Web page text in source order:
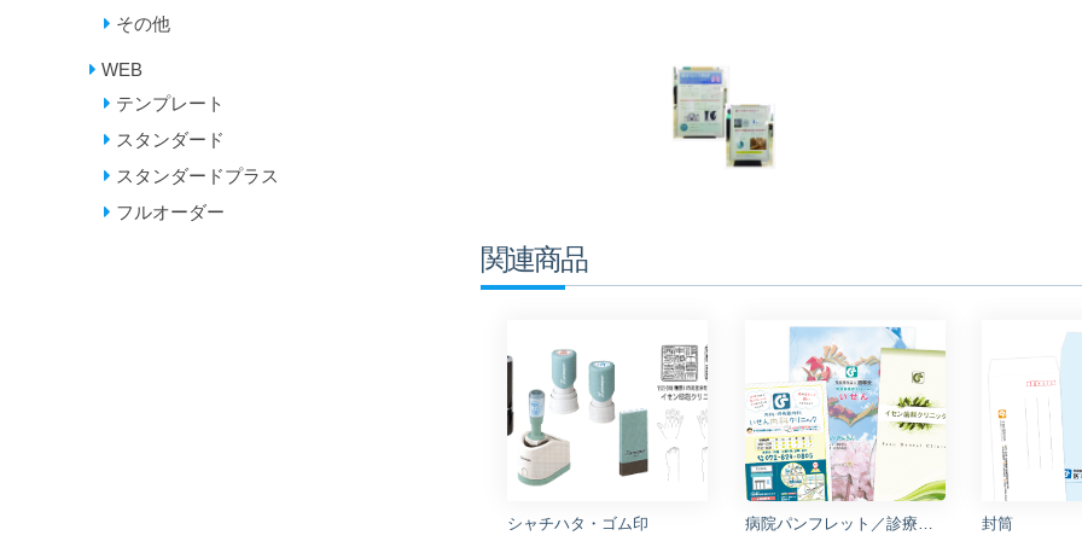
関連商品
シャチハタ・ゴム印 病院パンフレット／診療案内／リーフレット 封筒
その他
WEB
テンプレート
スタンダード
スタンダードプラス
フルオーダー